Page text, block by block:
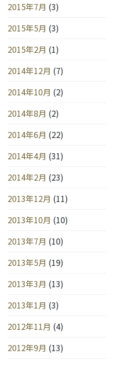
2015年7月 (3)
2015年5月 (3)
2015年2月 (1)
2014年12月 (7)
2014年10月 (2)
2014年8月 (2)
2014年6月 (22)
2014年4月 (31)
2014年2月 (23)
2013年12月 (11)
2013年10月 (10)
2013年7月 (10)
2013年5月 (19)
2013年3月 (13)
2013年1月 (3)
2012年11月 (4)
2012年9月 (13)